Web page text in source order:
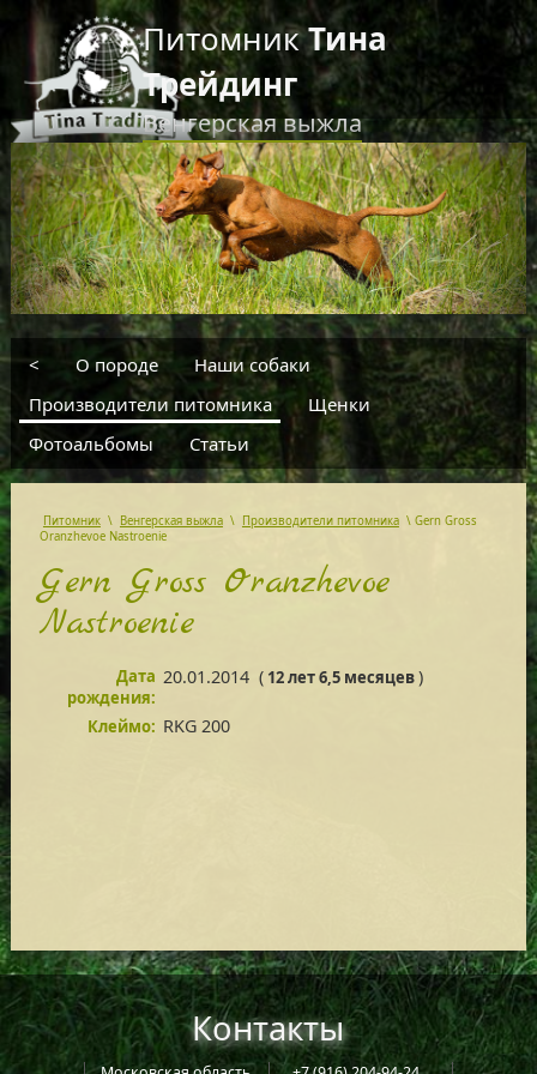
ПитомникТина
Трейдинг
Венгерская выжла
RU EN
введите текст для поиска
< О породе
Наши собаки
Производители питомника
Щенки
Фотоальбомы
Статьи
Питомник \ Венгерская выжла \ Производители питомника \ Gern Gross
Oranzhevoe Nastroenie
Gern Gross Oranzhevoe
Nastroenie
Дата
рождения:
20.01.2014(12 лет 6,5 месяцев)
Клеймо: RKG 200
Контакты